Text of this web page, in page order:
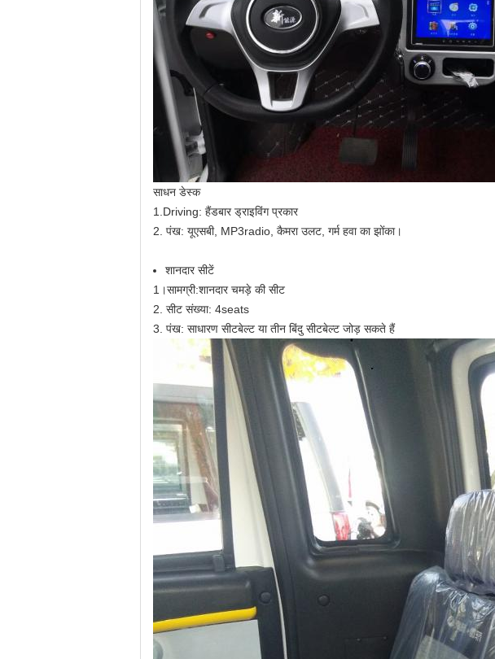
साधन डेस्क
1.Driving: हैंडबार ड्राइविंग प्रकार
2. पंख: यूएसबी, MP3radio, कैमरा उलट, गर्म हवा का झोंका।
शानदार सीटें
1।सामग्री:शानदार चमड़े की सीट
2. सीट संख्या: 4seats
3. पंख: साधारण सीटबेल्ट या तीन बिंदु सीटबेल्ट जोड़ सकते हैं